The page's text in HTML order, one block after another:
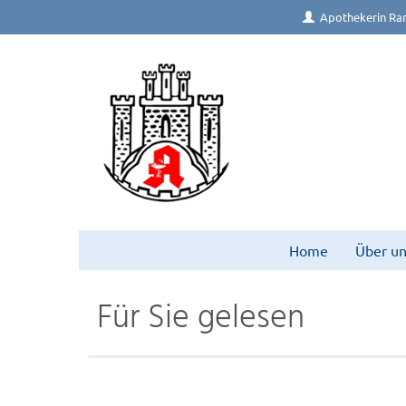
Apothekerin
Home Über
Für Sie gelesen